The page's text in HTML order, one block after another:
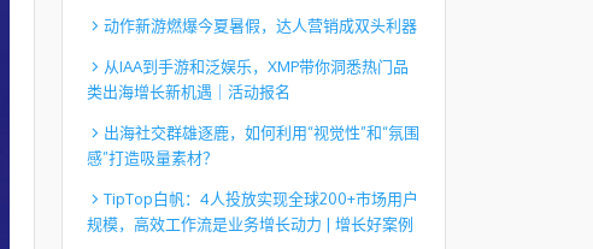
动作新游燃爆今夏暑假，达人营销成双头利器
从IAA到手游和泛娱乐，XMP带你洞悉热门品
类出海增长新机遇｜活动报名
出海社交群雄逐鹿，如何利用“视觉性”和“氛围
感”打造吸量素材？
TipTop白帆：4人投放实现全球200+市场用户
规模，高效工作流是业务增长动力 | 增长好案例